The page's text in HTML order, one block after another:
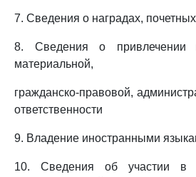
7. Сведения о наградах,
8. Сведения о привлечении
материальной,
гражданско-правовой,
ответственности
9. Владение иностранными
10. Сведения об участии в